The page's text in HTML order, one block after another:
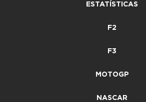
ESTATÍSTICAS
F2
F3
MOTOGP
NASCAR